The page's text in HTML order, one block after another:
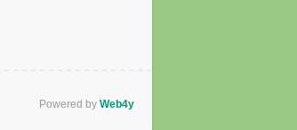
Powered by Web4y